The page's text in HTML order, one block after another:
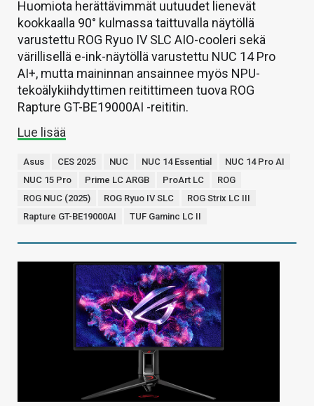
Huomiota herättävimmät uutuudet lienevät
kookkaalla 90° kulmassa taittuvalla näytöllä
varustettu ROG Ryuo IV SLC AIO-cooleri sekä
värillisellä e-ink-näytöllä varustettu NUC 14 Pro
AI+, mutta maininnan ansainnee myös NPU-
tekoälykiihdyttimen reitittimeen tuova ROG
Rapture GT-BE19000AI -reititin.
Lue lisää
Asus CES 2025 NUC NUC 14 Essential
NUC 14 Pro AI
NUC 15 Pro
Prime LC ARGB ProArt LC
ROG
ROG NUC (2025)
ROG Ryuo IV SLC
ROG Strix LC III
Rapture GT-BE19000AI
TUF Gaminc LC II